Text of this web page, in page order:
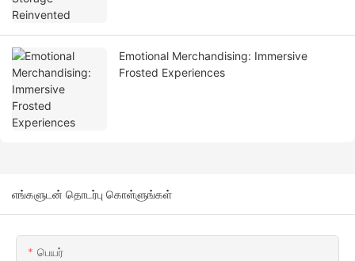
Emotional Merchandising: Immersive
Frosted Experiences
எங்களுடன் தொடர்பு கொள்ளுங்கள்
பெயர்